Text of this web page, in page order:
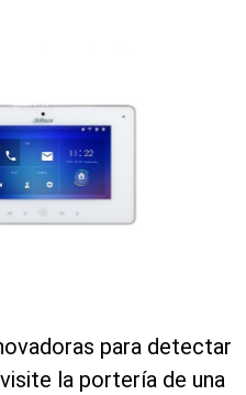
para detectar
la portería de una